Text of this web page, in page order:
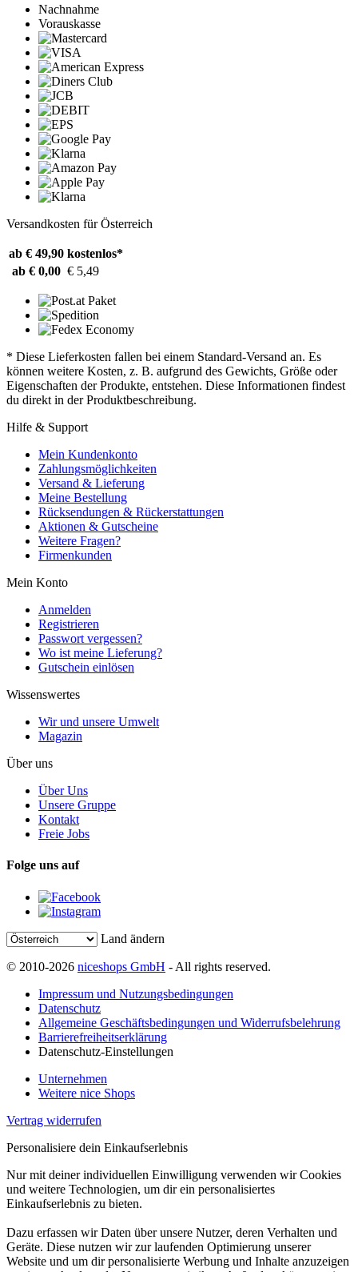
Nachnahme
Vorauskasse
Versandkosten für Österreich
ab € 49,90 kostenlos*
ab € 0,00 € 5,49
* Diese Lieferkosten fallen bei einem Standard-Versand an. Es
können weitere Kosten, z. B. aufgrund des Gewichts, Größe oder
Eigenschaften der Produkte, entstehen. Diese Informationen findest
du direkt in der Produktbeschreibung.
Hilfe & Support
Mein Kundenkonto
Zahlungsmöglichkeiten
Versand & Lieferung
Meine Bestellung
Rücksendungen & Rückerstattungen
Aktionen & Gutscheine
Weitere Fragen?
Firmenkunden
Mein Konto
Anmelden
Registrieren
Passwort vergessen?
Wo ist meine Lieferung?
Gutschein einlösen
Wissenswertes
Wir und unsere Umwelt
Magazin
Über uns
Über Uns
Unsere Gruppe
Kontakt
Freie Jobs
Folge uns auf
Land ändern
© 2010-2026 niceshops GmbH - All rights reserved.
Impressum und Nutzungsbedingungen
Datenschutz
Allgemeine Geschäftsbedingungen und Widerrufsbelehrung
Barrierefreiheitserklärung
Datenschutz-Einstellungen
Unternehmen
Weitere nice Shops
Vertrag widerrufen
Personalisiere dein Einkaufserlebnis
Nur mit deiner individuellen Einwilligung verwenden wir Cookies
und weitere Technologien, um dir ein personalisiertes
Einkaufserlebnis zu bieten.
Dazu erfassen wir Daten über unsere Nutzer, deren Verhalten und
Geräte. Diese nutzen wir zur laufenden Optimierung unserer
Website und um dir personalisierte Werbung und Inhalte anzuzeigen